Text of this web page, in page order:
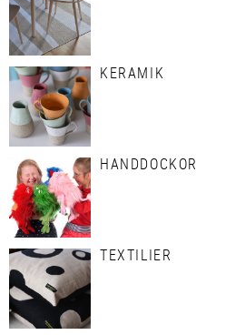
KERAMIK
HANDDOCKOR
TEXTILIER